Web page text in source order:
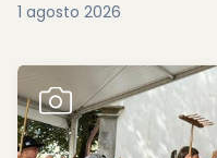
1 agosto 2026